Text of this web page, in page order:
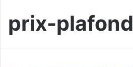
prix-plafond